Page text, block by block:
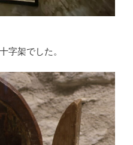
字架でした。